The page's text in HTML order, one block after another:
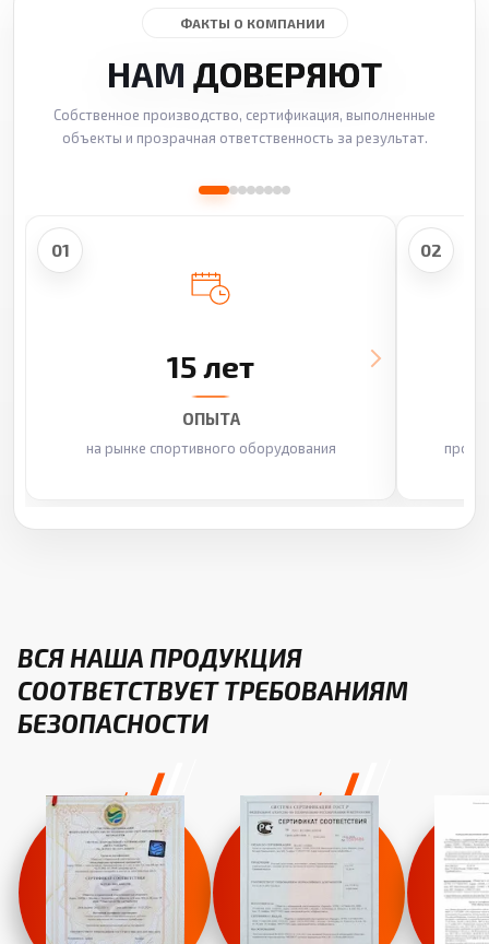
ФАКТЫ О КОМПАНИИ
НАМ ДОВЕРЯЮТ
Собственное производство, сертификация, выполненные
объекты и прозрачная ответственность за результат.
01
15 лет
ОПЫТА
на рынке спортивного оборудования
02
ВСЯ НАША ПРОДУКЦИЯ
СООТВЕТСТВУЕТ ТРЕБОВАНИЯМ
БЕЗОПАСНОСТИ